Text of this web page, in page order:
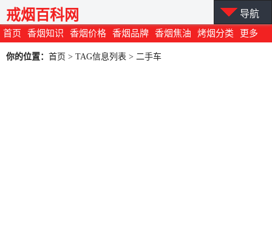
首页 香烟知识 香烟价格 香烟品牌 香烟焦油 烤烟分类 更多
戒烟百科网 导航
你的位置： 首页 > TAG信息列表 > 二手车